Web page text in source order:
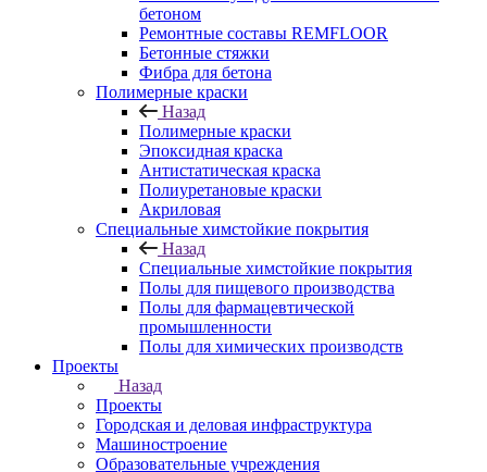
бетоном
Ремонтные составы REMFLOOR
Бетонные стяжки
Фибра для бетона
Полимерные краски
Назад
Полимерные краски
Эпоксидная краска
Антистатическая краска
Полиуретановые краски
Акриловая
Специальные химстойкие покрытия
Назад
Специальные химстойкие покрытия
Полы для пищевого производства
Полы для фармацевтической
промышленности
Полы для химических производств
Проекты
Назад
Проекты
Городская и деловая инфраструктура
Машиностроение
Образовательные учреждения